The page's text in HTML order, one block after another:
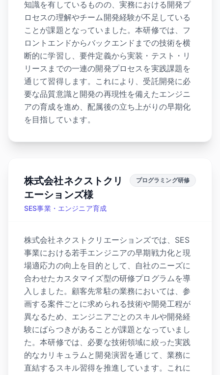
知識を有しているものの、実務における開発プ
ロセスの理解やチーム開発経験が不足している
ことが課題となっていました。本研修では、フ
ロントエンドからバックエンドまでの技術を横
断的に学習し、要件定義から実装・テスト・リ
リースまでの一連の開発プロセスを実践課題を
通じて習得します。これにより、受託開発に必
要な品質意識と開発の再現性を備えたエンジニ
アの育成を進め、配属後の立ち上がりの早期化
を目指しています。
株式会社ネクストクリ
エーションズ様
SES事業・エンジニア育成
プログラミング研修
株式会社ネクストクリエーションズでは、SES
事業における若手エンジニアの早期戦力化と現
場適応力の向上を目的として、自社のニーズに
合わせたカスタマイズ型の研修プログラムを導
入しました。顧客先常駐の業務においては、参
画する案件ごとに求められる技術や開発工程が
異なるため、エンジニアごとのスキルや開発経
験にばらつきがあることが課題となっていまし
た。本研修では、必要な技術領域に絞った実践
的なカリキュラムと開発演習を通じて、業務に
直結するスキル習得を推進しています。これに